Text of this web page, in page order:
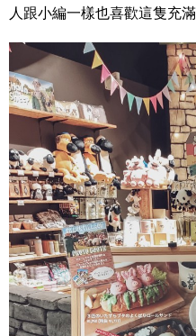
人跟小編一樣也喜歡這隻充